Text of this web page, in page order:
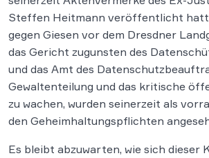
Steffen Heitmann veröffentlicht
gegen Giesen vor dem Dresdner
das Gericht zugunsten des
und das Amt des
Gewaltenteilung und das kritische
zu wachen, wurden seinerzeit als
den Geheimhaltungspflichten
Es bleibt abzuwarten, wie sich dieser